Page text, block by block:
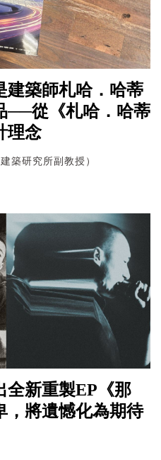
建築師札哈．哈蒂
──從《札哈．哈蒂
理念
築研究所副教授）
全新重製EP《那
，將遺憾化為期待